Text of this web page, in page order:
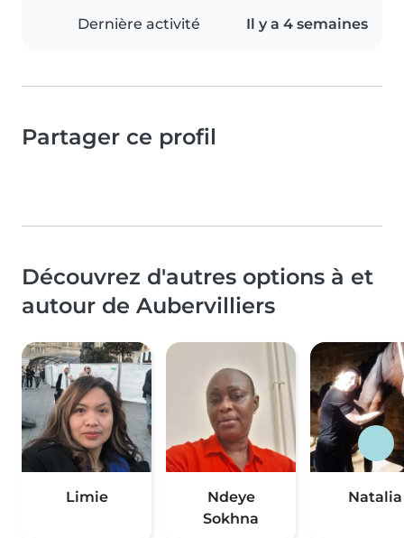
Dernière activité Il y a 4 semaines
Partager ce profil
Découvrez d'autres options à et
autour de Aubervilliers
Limie
Ndeye
Sokhna
Natalia